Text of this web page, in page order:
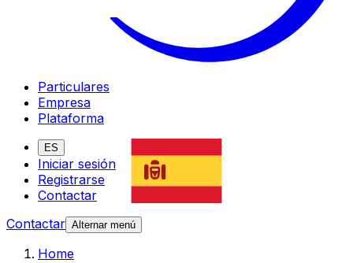
Particulares
Empresa
Plataforma
ES
Iniciar sesión
Registrarse
Contactar
Contactar Alternar menú
Home